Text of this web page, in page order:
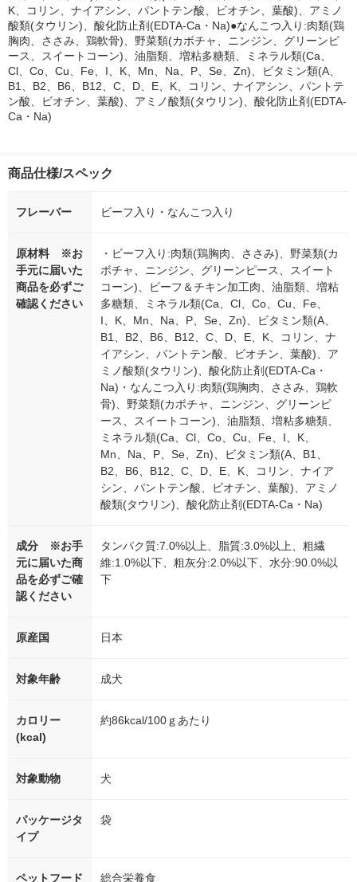
K、コリン、ナイアシン、パントテン酸、ビオチン、葉酸)、アミノ
酸類(タウリン)、酸化防止剤(EDTA-Ca・Na)●なんこつ入り:肉類(鶏
胸肉、ささみ、鶏軟骨)、野菜類(カボチャ、ニンジン、グリーンピ
ース、スイートコーン)、油脂類、増粘多糖類、ミネラル類(Ca、
Cl、Co、Cu、Fe、I、K、Mn、Na、P、Se、Zn)、ビタミン類(A、
B1、B2、B6、B12、C、D、E、K、コリン、ナイアシン、パントテ
ン酸、ビオチン、葉酸)、アミノ酸類(タウリン)、酸化防止剤(EDTA-
Ca・Na)
商品仕様/スペック
フレーバー ビーフ入り・なんこつ入り
原材料 ※お
手元に届いた
商品を必ずご
確認ください
・ビーフ入り:肉類(鶏胸肉、ささみ)、野菜類(カ
ボチャ、ニンジン、グリーンピース、スイート
コーン)、ビーフ＆チキン加工肉、油脂類、増粘
多糖類、ミネラル類(Ca、Cl、Co、Cu、Fe、
I、K、Mn、Na、P、Se、Zn)、ビタミン類(A、
B1、B2、B6、B12、C、D、E、K、コリン、ナ
イアシン、パントテン酸、ビオチン、葉酸)、ア
ミノ酸類(タウリン)、酸化防止剤(EDTA-Ca・
Na)・なんこつ入り:肉類(鶏胸肉、ささみ、鶏軟
骨)、野菜類(カボチャ、ニンジン、グリーンピ
ース、スイートコーン)、油脂類、増粘多糖類、
ミネラル類(Ca、Cl、Co、Cu、Fe、I、K、
Mn、Na、P、Se、Zn)、ビタミン類(A、B1、
B2、B6、B12、C、D、E、K、コリン、ナイア
シン、パントテン酸、ビオチン、葉酸)、アミノ
酸類(タウリン)、酸化防止剤(EDTA-Ca・Na)
成分 ※お手
元に届いた商
品を必ずご確
認ください
タンパク質:7.0%以上、脂質:3.0%以上、粗繊
維:1.0%以下、粗灰分:2.0%以下、水分:90.0%以
下
原産国 日本
対象年齢 成犬
カロリー
(kcal)
約86kcal/100ｇあたり
対象動物 犬
パッケージタ
イプ
袋
ペットフード 総合栄養食